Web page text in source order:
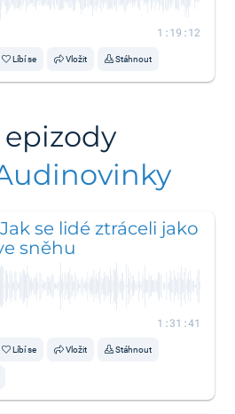
1:19:12
Líbí se Vložit Stáhnout
se lidé ztráceli jako
sněhu
1:31:41
Líbí se Vložit Stáhnout